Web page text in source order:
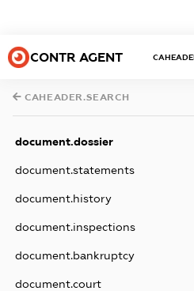
CONTR AGENT
CAHEADER.SEARCH
document.dossier
document.statements
document.history
document.inspections
document.bankruptcy
document.court